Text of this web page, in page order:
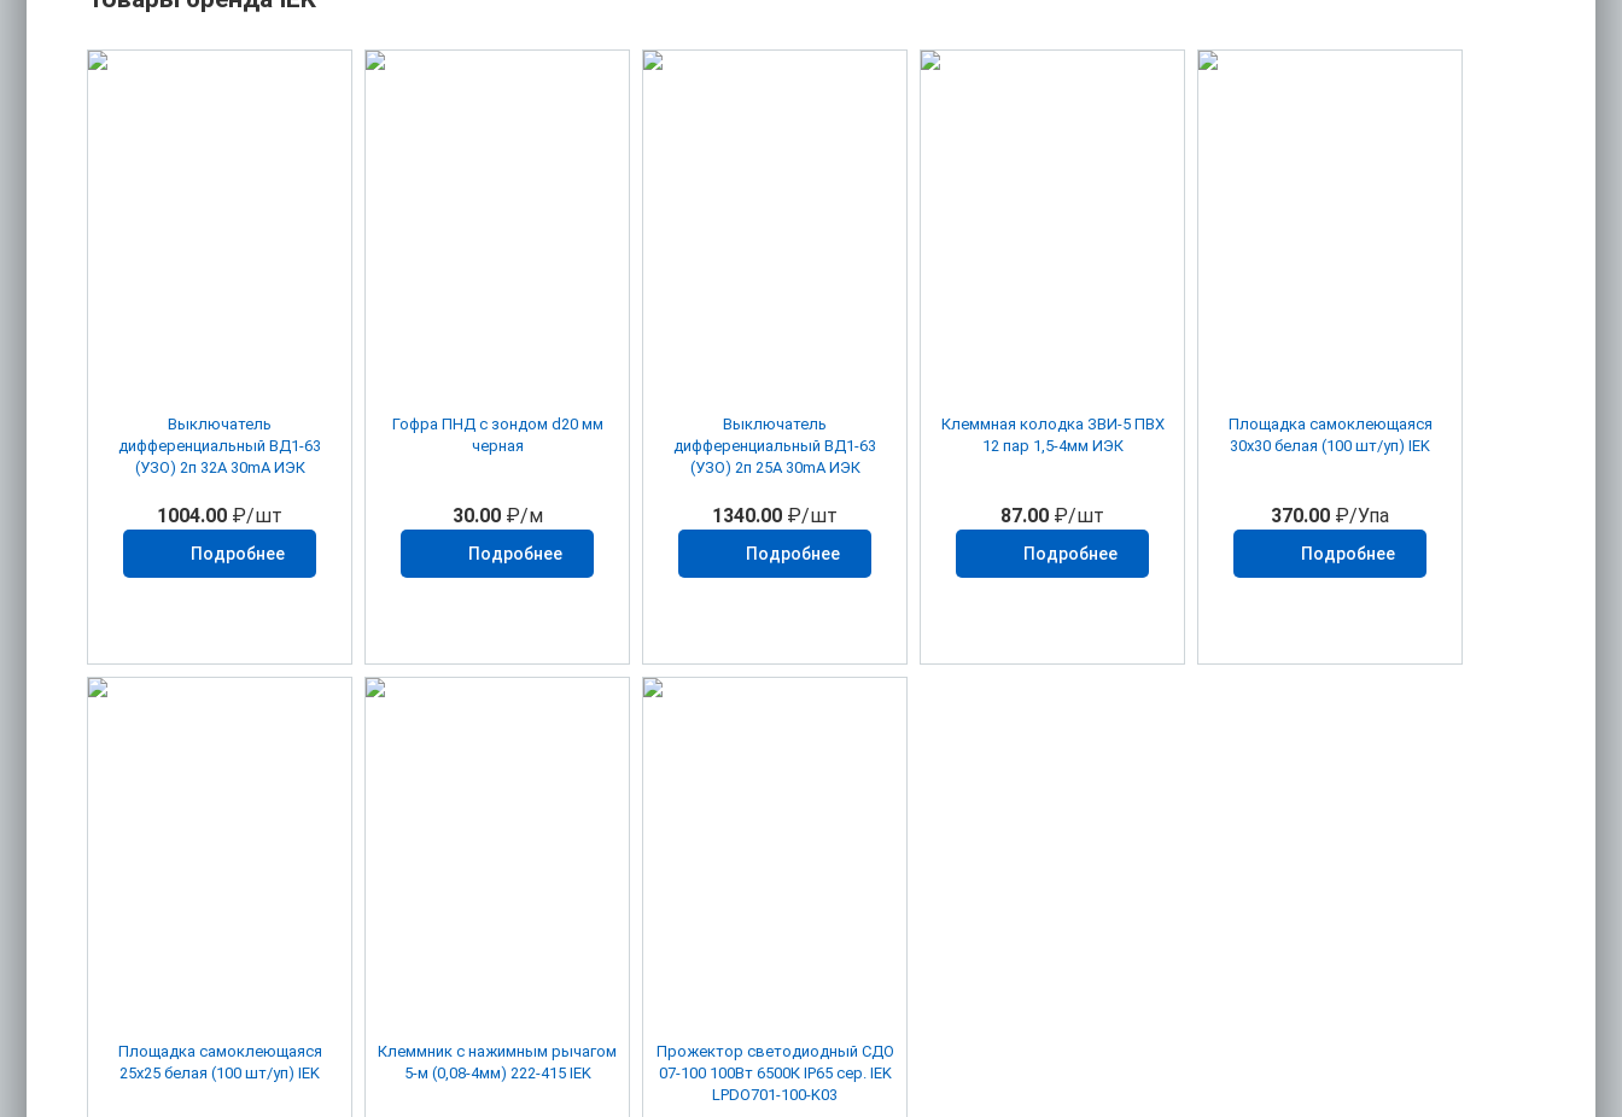
Выключатель
дифференциальный ВД1-63
(УЗО) 2п 32А 30mА ИЭК
1004.00 ₽/шт
Подробнее
Гофра ПНД с зондом d20 мм
черная
30.00₽/м
Подробнее
Выключатель
дифференциальный ВД1-63
(УЗО) 2п 25А 30mА ИЭК
1340.00 ₽/шт
Подробнее
Клеммная колодка ЗВИ-5 ПВХ
12 пар 1,5-4мм ИЭК
87.00 ₽/шт
Подробнее
Площадка самоклеющаяся
30х30 белая (100 шт/уп) IEK
370.00 ₽/Упа
Подробнее
Площадка самоклеющаяся
25х25 белая (100 шт/уп) IEK
Клеммник с нажимным рычагом
5-м (0,08-4мм) 222-415 IEK
Прожектор светодиодный СДО
07-100 100Вт 6500К IP65 сер. IEK
LPDO701-100-K03